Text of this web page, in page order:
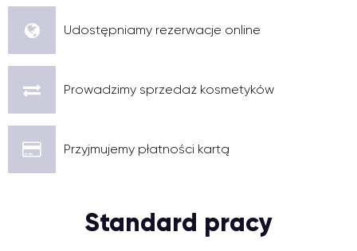
Udostępniamy rezerwacje online
Prowadzimy sprzedaż kosmetyków
Przyjmujemy płatności kartą
Standard pracy